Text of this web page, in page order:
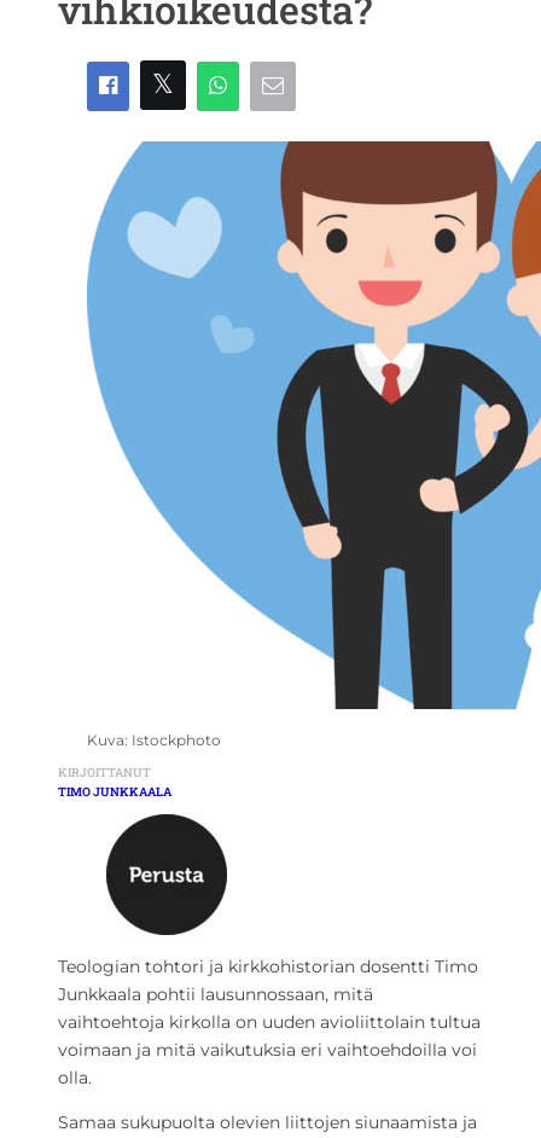
Kuva: Istockphoto
KIRJOITTANUT
TIMO JUNKKAALA
Teologian tohtori ja kirkkohistorian dosentti Timo
Junkkaala pohtii lausunnossaan, mitä
vaihtoehtoja kirkolla on uuden avioliittolain tultua
voimaan ja mitä vaikutuksia eri vaihtoehdoilla voi
olla.
Samaa sukupuolta olevien liittojen siunaamista ja